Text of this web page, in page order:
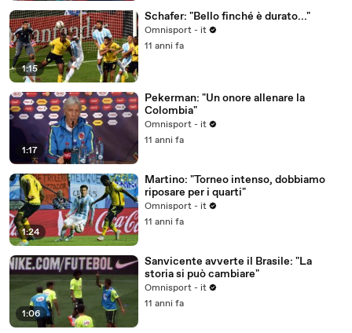
1:15
Schafer: "Bello finché è durato..."
Omnisport - it
11 anni fa
1:17
Pekerman: "Un onore allenare la
Colombia"
Omnisport - it
11 anni fa
1:24
Martino: "Torneo intenso, dobbiamo
riposare per i quarti"
Omnisport - it
11 anni fa
1:06
Sanvicente avverte il Brasile: "La
storia si può cambiare"
Omnisport - it
11 anni fa